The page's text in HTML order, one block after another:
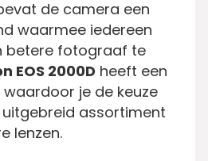
de camera een
waarmee iedereen
betere fotograaf te
EOS 2000D heeft een
waardoor je de keuze
assortiment
lenzen.